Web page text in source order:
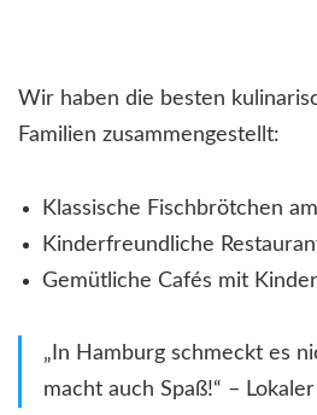
Wir haben die besten
Familien zusammengestellt:
Klassische Fischbrötchen
Kinderfreundliche
Gemütliche Cafés mit
„In Hamburg schmeckt es
macht auch Spaß!“ –